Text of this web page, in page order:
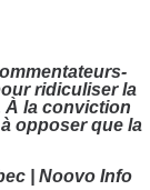
ridiculiser la
À la conviction
opposer que la